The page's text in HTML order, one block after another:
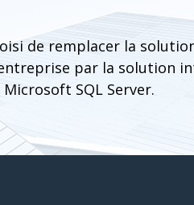
de remplacer la
par la solution
SQL Server.